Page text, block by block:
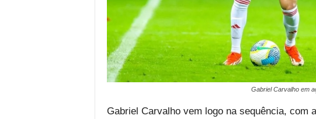
Gabriel Carvalho em
Gabriel Carvalho vem logo na sequência, com